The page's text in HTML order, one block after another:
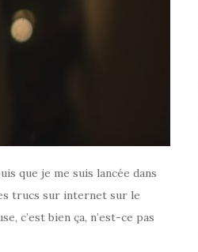
que je me suis lancée dans
trucs sur internet sur le
c’est bien ça, n’est-ce pas